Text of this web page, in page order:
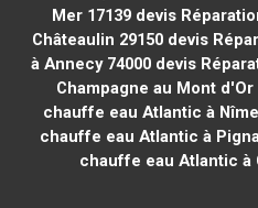
Mer 17139devis
Châteaulin 29150 devis
à Annecy 74000 devis
Champagne au Mont d'Or
chauffe eau Atlantic à
chauffe eau Atlantic à
chauffe eau Atlantic à